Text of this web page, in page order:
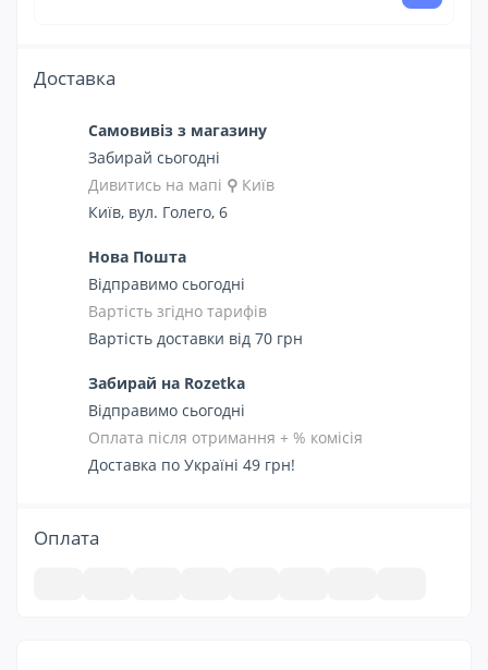
Доставка
Самовивіз з магазину
Забирай сьогодні
Дивитись на мапі ⚲ Київ
Київ, вул. Голего, 6
Нова Пошта
Відправимо сьогодні
Вартість згідно тарифів
Вартість доставки від 70 грн
Забирай на Rozetka
Відправимо сьогодні
Оплата після отримання + % комісія
Доставка по Україні 49 грн!
Оплата